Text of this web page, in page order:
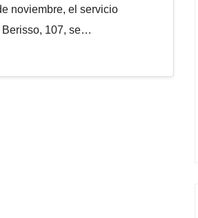
noviembre, el servicio
107, se…